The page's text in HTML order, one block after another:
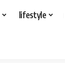
lifestyle